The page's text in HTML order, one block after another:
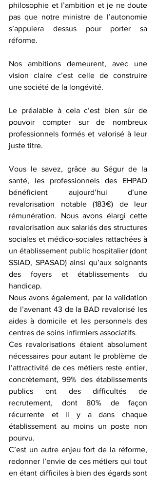
philosophie et l’ambition et je ne doute
pas que notre ministre de l’autonomie
s’appuiera dessus pour porter sa
réforme.
Nos ambitions demeurent, avec une
vision claire c’est celle de construire
une société de la longévité.
Le préalable à cela c’est bien sûr de
pouvoir compter sur de nombreux
professionnels formés et valorisé à leur
juste titre.
Vous le savez, grâce au Ségur de la
santé, les professionnels des EHPAD
bénéficient aujourd’hui d’une
revalorisation notable (183€) de leur
rémunération. Nous avons élargi cette
revalorisation aux salariés des structures
sociales et médico-sociales rattachées à
un établissement public hospitalier (dont
SSIAD, SPASAD) ainsi qu’aux soignants
des foyers et établissements du
handicap.
Nous avons également, par la validation
de l’avenant 43 de la BAD revalorisé les
aides à domicile et les personnels des
centres de soins infirmiers associatifs.
Ces revalorisations étaient absolument
nécessaires pour autant le problème de
l’attractivité de ces métiers reste entier,
concrètement, 99% des établissements
publics ont des difficultés de
recrutement, dont 80% de façon
récurrente et il y a dans chaque
établissement au moins un poste non
pourvu.
C’est un autre enjeu fort de la réforme,
redonner l’envie de ces métiers qui tout
en étant difficiles à bien des égards sont